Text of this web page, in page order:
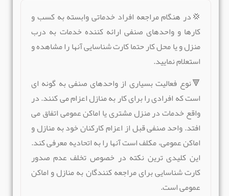
💢در هنگام مراجعه افراد خدماتی وابسته به کسب و
کارها و واحدهای صنفی ارائه کننده خدمات به درب
منزل و یا محل کار حتما کارت شناسایی آنها را مشاهده و
استعلام نمایید.
🔻نوع فعالیت بسیاری از واحدهای صنفی به گونه ای
است که افرادی را برای کار به منازل اعزام می کنند. در
واقع خدمات در منزل مشتری یا اماکن عمومی اتفاق می
افتد. واحد صنفی قبل از اعزام کارکنان خود به منازل و
اماکن عمومی، مکلف است آنها را به اتحادیه معرفی کند.
این کلیدی ترین نکته در خصوص تخلف عدم صدور
کارت شناسایی برای مراجعه کنندگان به منازل و اماکن
عمومی است.